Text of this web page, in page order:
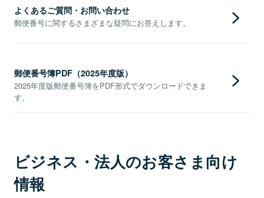
よくあるご質問・お問い合わせ
郵便番号に関するさまざまな疑問にお答えします。
郵便番号簿PDF（2025年度版）
2025年度版郵便番号簿をPDF形式でダウンロードできま
す。
ビジネス・法人のお客さま向け
情報